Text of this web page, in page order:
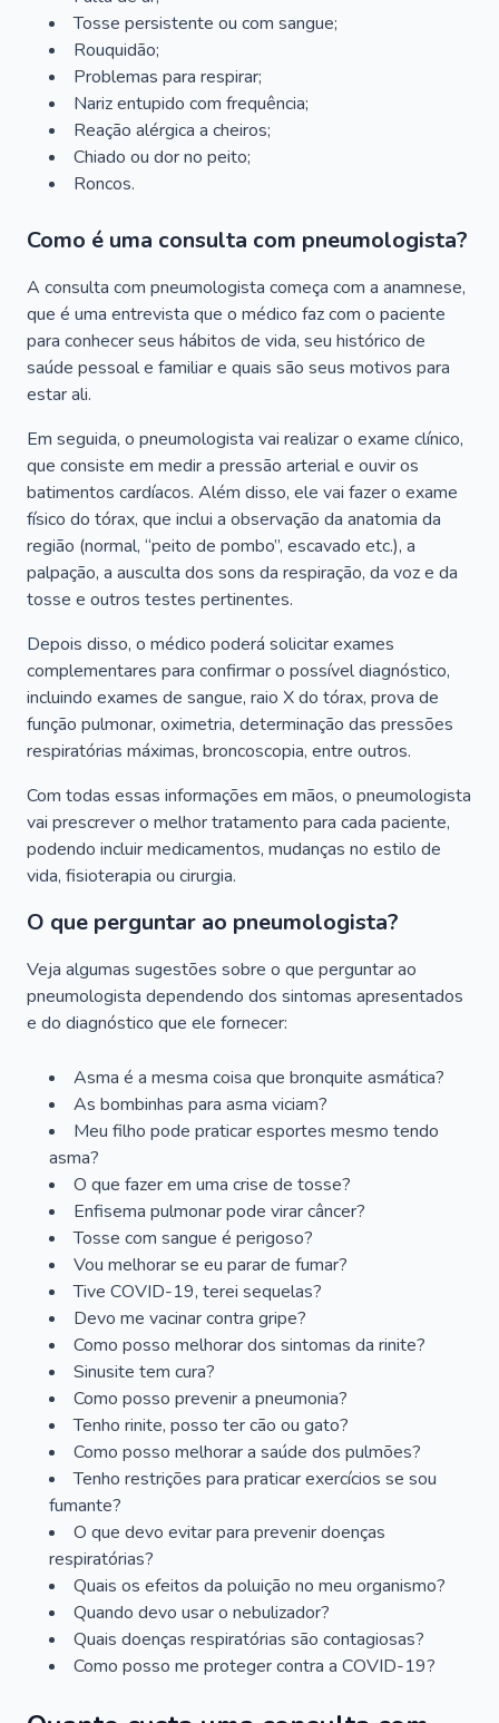
Tosse persistente ou com sangue;
Rouquidão;
Problemas para respirar;
Nariz entupido com frequência;
Reação alérgica a cheiros;
Chiado ou dor no peito;
Roncos.
Como é uma consulta com pneumologista?
A consulta com pneumologista começa com a anamnese,
que é uma entrevista que o médico faz com o paciente
para conhecer seus hábitos de vida, seu histórico de
saúde pessoal e familiar e quais são seus motivos para
estar ali.
Em seguida, o pneumologista vai realizar o exame clínico,
que consiste em medir a pressão arterial e ouvir os
batimentos cardíacos. Além disso, ele vai fazer o exame
físico do tórax, que inclui a observação da anatomia da
região (normal, “peito de pombo”, escavado etc.), a
palpação, a ausculta dos sons da respiração, da voz e da
tosse e outros testes pertinentes.
Depois disso, o médico poderá solicitar exames
complementares para confirmar o possível diagnóstico,
incluindo exames de sangue, raio X do tórax, prova de
função pulmonar, oximetria, determinação das pressões
respiratórias máximas, broncoscopia, entre outros.
Com todas essas informações em mãos, o pneumologista
vai prescrever o melhor tratamento para cada paciente,
podendo incluir medicamentos, mudanças no estilo de
vida, fisioterapia ou cirurgia.
O que perguntar ao pneumologista?
Veja algumas sugestões sobre o que perguntar ao
pneumologista dependendo dos sintomas apresentados
e do diagnóstico que ele fornecer:
Asma é a mesma coisa que bronquite asmática?
As bombinhas para asma viciam?
Meu filho pode praticar esportes mesmo tendo
asma?
O que fazer em uma crise de tosse?
Enfisema pulmonar pode virar câncer?
Tosse com sangue é perigoso?
Vou melhorar se eu parar de fumar?
Tive COVID-19, terei sequelas?
Devo me vacinar contra gripe?
Como posso melhorar dos sintomas da rinite?
Sinusite tem cura?
Como posso prevenir a pneumonia?
Tenho rinite, posso ter cão ou gato?
Como posso melhorar a saúde dos pulmões?
Tenho restrições para praticar exercícios se sou
fumante?
O que devo evitar para prevenir doenças
respiratórias?
Quais os efeitos da poluição no meu organismo?
Quando devo usar o nebulizador?
Quais doenças respiratórias são contagiosas?
Como posso me proteger contra a COVID-19?